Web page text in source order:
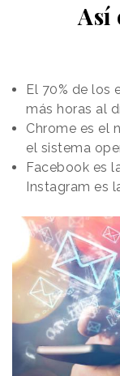
Así
El 70% de los
más horas al
Chrome es el
el sistema
Facebook es
Instagram es